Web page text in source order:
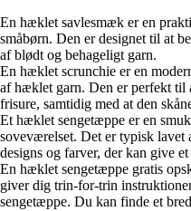
En hæklet savlesmæk er en
småbørn. Den er designet til at
af blødt og behageligt garn.
En hæklet scrunchie er en
af hæklet garn. Den er perfekt til
frisure, samtidig med at den
Et hæklet sengetæppe er en
soveværelset. Det er typisk
designs og farver, der kan give
En hæklet sengetæppe gratis
giver dig trin-for-trin
sengetæppe. Du kan finde et